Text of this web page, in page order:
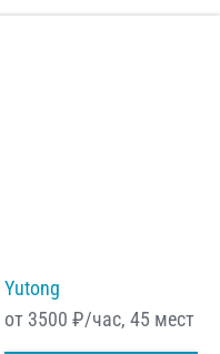
Yutong
от 3500 ₽/час, 45 мест